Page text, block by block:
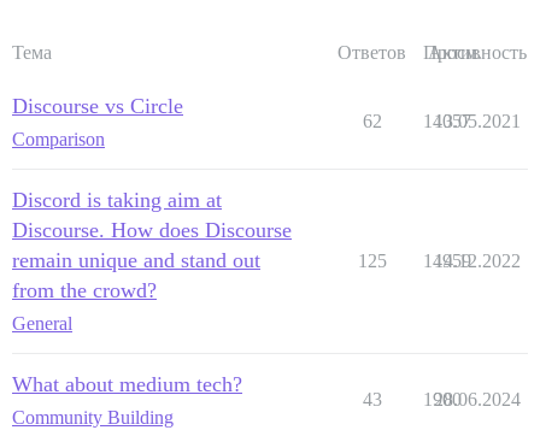
Тема Ответов Просм.
Активность
Discourse vs Circle
Comparison
62 14057
13.05.2021
Discord is taking aim at
Discourse. How does Discourse
remain unique and stand out
from the crowd?
General
125 14959
14.12.2022
What about medium tech?
Community Building
43 1900
28.06.2024